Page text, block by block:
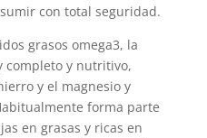
con total seguridad.
grasos omega3, la
completo y nutritivo,
y el magnesio y
forma parte
en grasas y ricas en